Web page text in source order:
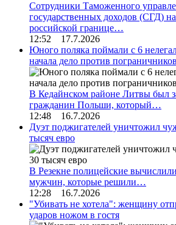
Сотрудники Таможенного
государственных доходов (СГД)
российской границе…
12:52 17.7.2026
Юного поляка поймали с 6
начала дело против
В Кедайнском районе Литвы был
гражданин Польши, который…
12:48 16.7.2026
Дуэт поджигателей уничтожил
тысяч евро
В Резекне полицейские
мужчин, которые решили…
12:28 16.7.2026
"Убивать не хотела": женщину
ударов ножом в гостя